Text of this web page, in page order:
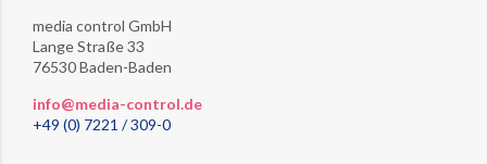
media control GmbH
Lange Straße 33
76530 Baden-Baden
info@media-control.de
+49 (0) 7221 / 309-0